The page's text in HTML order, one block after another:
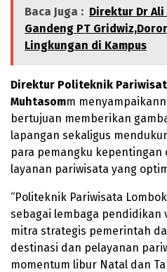
Baca Juga : Direktur Dr
Gandeng PT
Lingkungan di Kampus
Direktur Politeknik
Muhtasomm
bertujuan memberikan
lapangan sekaligus
para pemangku kepentingan
layanan pariwisata yang
“Politeknik Pariwisata
sebagai lembaga pendidikan
mitra strategis pemerintah
destinasi dan pelayanan
momentum libur Natal dan